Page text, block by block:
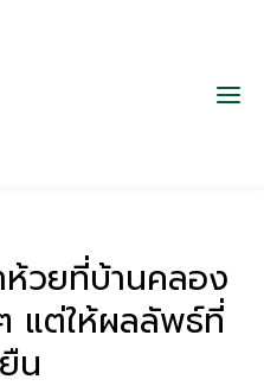
ห้วยที่บ้านคลอง
แต่ให้ผลลัพธ์ที่
น